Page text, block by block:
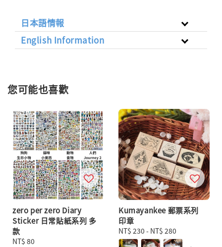
日本語情報
English Information
您可能也喜歡
zero per zero Diary
Sticker 日常貼紙系列 多
款
Regular
NT$ 80
Kumayankee 郵票系列
印章
Regular
price
NT$ 230 - NT$ 280